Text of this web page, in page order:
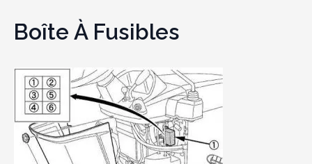
Boîte À Fusibles